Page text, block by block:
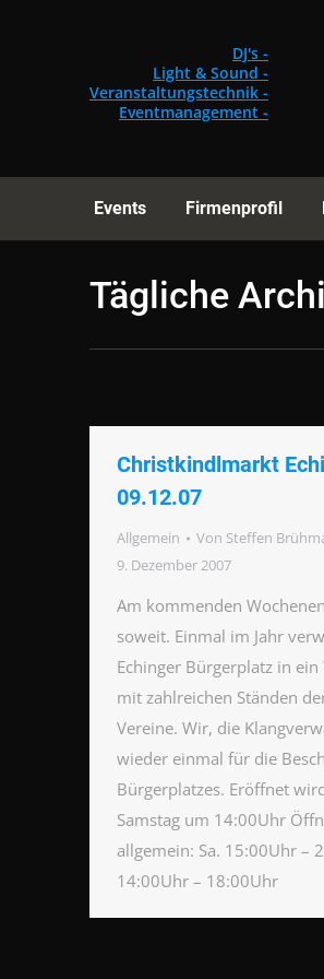
DJ's -
Light & Sound -
Veranstaltungstechnik -
Eventmanagement -
Events Firmenprofil
Tägliche
Christkindlmarkt
09.12.07
Allgemein Von Steffen
9. Dezember 2007
Am kommenden
soweit. Einmal im Jahr
Echinger Bürgerplatz in
mit zahlreichen Ständen
Vereine. Wir, die
wieder einmal für die
Bürgerplatzes. Eröffnet
Samstag um 14:00Uhr
allgemein: Sa. 15:00Uhr –
14:00Uhr – 18:00Uhr